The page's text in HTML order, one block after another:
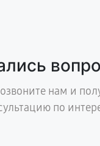
нам и
по